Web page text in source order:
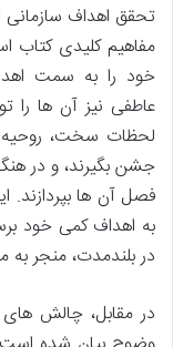
تحقق اهداف سازمانی
مفاهیم کلیدی کتاب
خود را به سمت
عاطفی نیز آن ها را
لحظات سخت، روحیه
جشن بگیرند، و در
فصل آن ها بپردازند.
به اهداف کمی خود
در بلندمدت، منجر
در مقابل، چالش